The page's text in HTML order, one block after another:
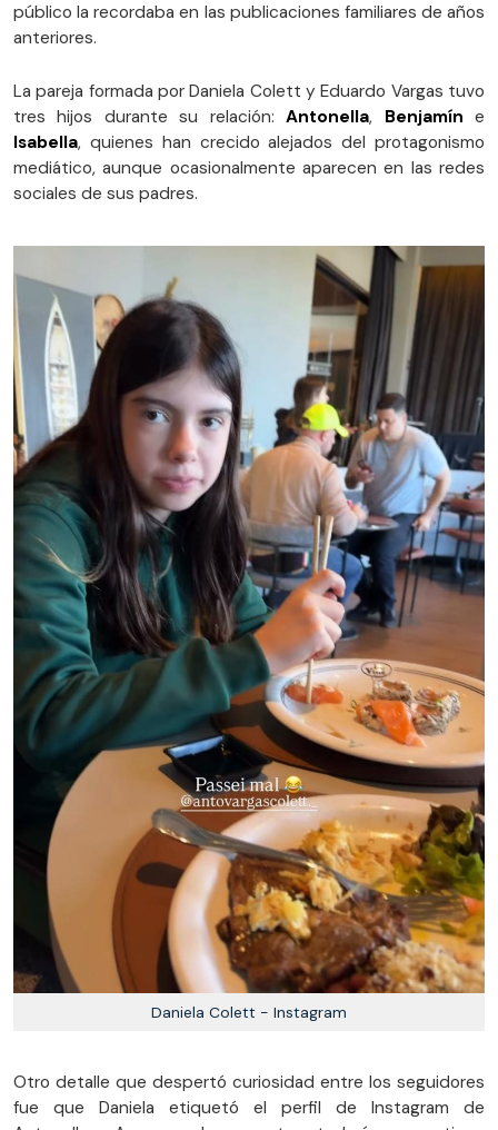
público la recordaba en las publicaciones familiares de años
anteriores.
La pareja formada por Daniela Colett y Eduardo Vargas tuvo
tres hijos durante su relación:Antonella, Benjamín e
Isabella, quienes han crecido alejados del protagonismo
mediático, aunque ocasionalmente aparecen en las redes
sociales de sus padres.
Daniela Colett - Instagram
Otro detalle que despertó curiosidad entre los seguidores
fue que Daniela etiquetó el perfil de Instagram de